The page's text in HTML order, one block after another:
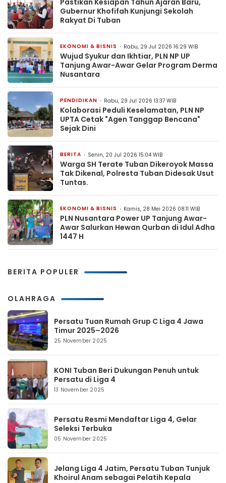
Gubernur Khofifah Kunjungi Sekolah
Rakyat Di Tuban
EKONOMI & BISNIS Rabu, 29 Jul 2026 16:29 WIB
Wujud Syukur dan Ikhtiar, PLN NP UP
Tanjung Awar-Awar Gelar Program Derma
Nusantara
PENDIDIKAN Rabu, 29 Jul 2026 13:37 WIB
Kolaborasi Peduli Keselamatan, PLN NP
UPTA Cetak "Agen Tanggap Bencana"
Sejak Dini
BERITA Senin, 20 Jul 2026 15:04 WIB
Warga SH Terate Tuban Dikeroyok Massa
Tak Dikenal, Polresta Tuban Didesak Usut
Tuntas.
EKONOMI & BISNIS Kamis, 28 Mei 2026 08:11 WIB
PLN Nusantara Power UP Tanjung Awar-
Awar Salurkan Hewan Qurban di Idul Adha
1447 H
BERITA POPULER
OLAHRAGA
Persatu Tuan Rumah Grup C Liga 4 Jawa
Timur 2025–2026
25 November 2025
KONI Tuban Beri Dukungan Penuh untuk
Persatu di Liga 4
13 November 2025
Persatu Resmi Mendaftar Liga 4, Gelar
Seleksi Terbuka
05 November 2025
Jelang Liga 4 Jatim, Persatu Tuban Tunjuk
Khoirul Anam sebagai Pelatih Kepala